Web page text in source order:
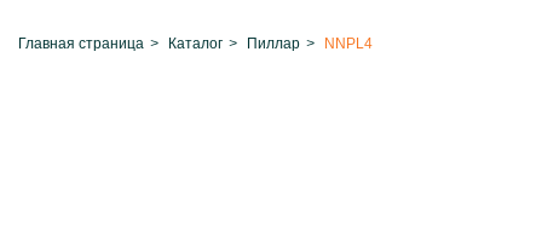
Главная страница > Каталог > Пиллар > NNPL4